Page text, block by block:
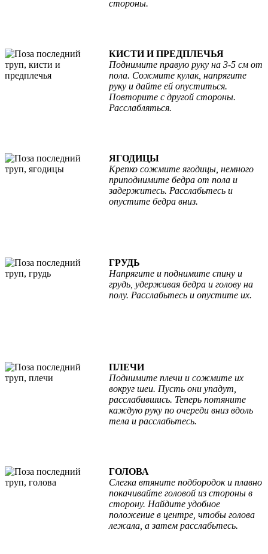
стороны.
КИСТИ И ПРЕДПЛЕЧЬЯ
Поднимите правую руку на 3-5 см от
пола. Сожмите кулак, напрягите
руку и дайте ей опуститься.
Повторите с другой стороны.
Расслабляться.
ЯГОДИЦЫ
Крепко сожмите ягодицы, немного
приподнимите бедра от пола и
задержитесь. Расслабьтесь и
опустите бедра вниз.
ГРУДЬ
Напрягите и поднимите спину и
грудь, удерживая бедра и голову на
полу. Расслабьтесь и опустите их.
ПЛЕЧИ
Поднимите плечи и сожмите их
вокруг шеи. Пусть они упадут,
расслабившись. Теперь потяните
каждую руку по очереди вниз вдоль
тела и расслабьтесь.
ГОЛОВА
Слегка втяните подбородок и плавно
покачивайте головой из стороны в
сторону. Найдите удобное
положение в центре, чтобы голова
лежала, а затем расслабьтесь.